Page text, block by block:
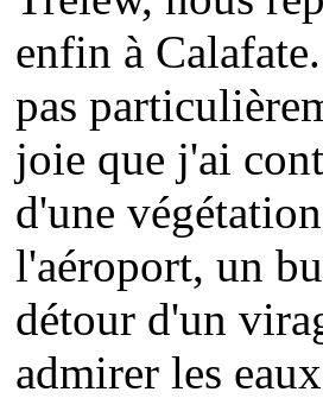
enfin à
pas
joie que j'ai
d'une
l'aéroport, un
détour d'un
admirer les